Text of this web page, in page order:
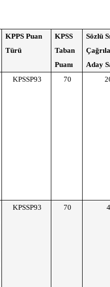
KPPS Puan
Türü
KPSS
Taban
Puanı
Sözlü
Aday
KPSSP93 70
KPSSP93 70 4